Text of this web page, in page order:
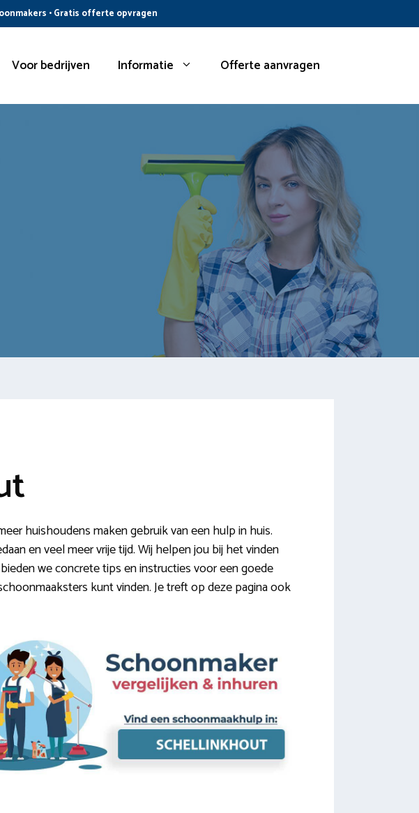
• Gratis offerte opvragen
Voor bedrijven Informatie Offerte aanvragen
huishoudens maken gebruik van een hulp in huis.
en veel meer vrije tijd. Wij helpen jou bij het vinden
we concrete tips en instructies voor een goede
kunt vinden. Je treft op deze pagina ook